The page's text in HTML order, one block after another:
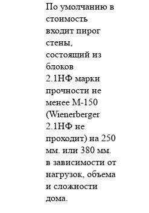
По умолчанию в
стоимость
входит пирог
стены,
состоящий из
блоков
2.1НФ марки
прочности не
менее М-150
(Wienerberger
2.1НФ не
проходит) на 250
мм. или 380 мм.
в зависимости от
нагрузок, объема
и сложности
дома.